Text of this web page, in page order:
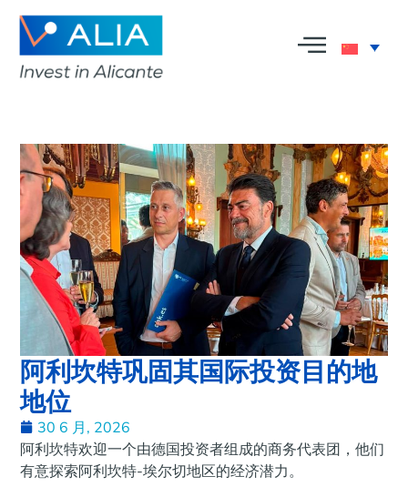
阿利坎特巩固其国际投资目的地
地位
30 6 月, 2026
阿利坎特欢迎一个由德国投资者组成的商务代表团，他们
有意探索阿利坎特-埃尔切地区的经济潜力。